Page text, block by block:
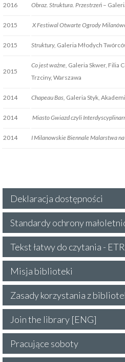
2016 Obraz. Struktura. Przestrzeń –
2015 X Festiwal Otwarte Ogrody
2015 Struktury, Galeria Młodych
2015
Co jest ważne, Galeria Skwer, Filia
Trzciny, Warszawa
2014 Chapeau Bas, Galeria Styk,
2014 Miasto Gwiazd czyli
2014 I Milanowskie Biennale Malarstwa
Deklaracja dostępności
Standardy ochrony
Tekst łatwy do czytania - ETR
Misja biblioteki
Zasady korzystania z
Join the library [ENG]
Pracujące soboty